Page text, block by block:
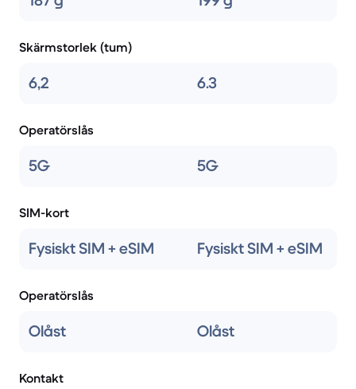
Skärmstorlek (tum)
6,2 6.3
Operatörslås
5G 5G
SIM-kort
Fysiskt SIM + eSIM Fysiskt SIM + eSIM
Operatörslås
Olåst Olåst
Kontakt